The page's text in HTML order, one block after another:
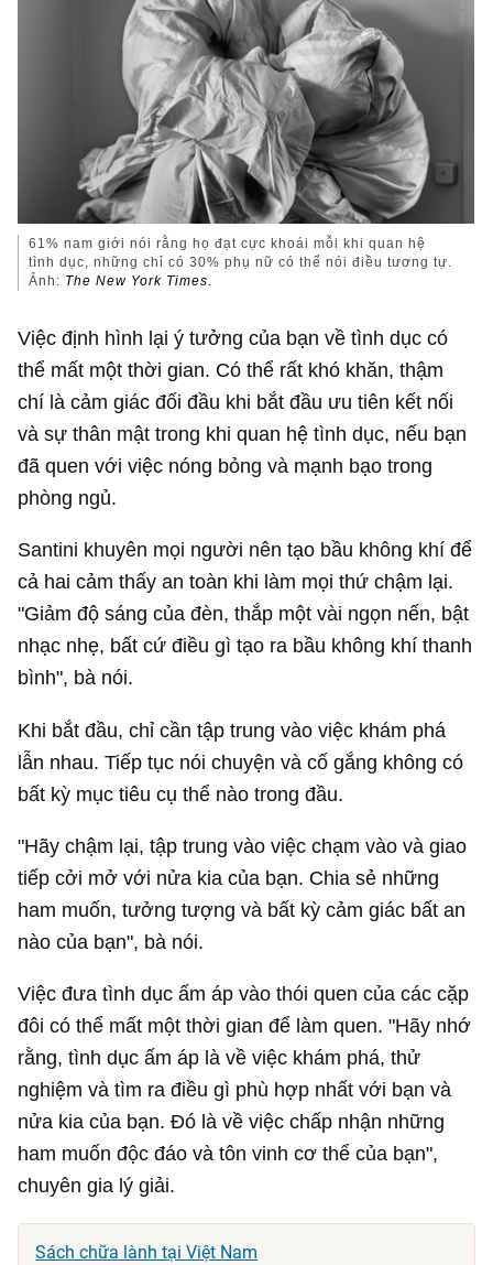
61% nam giới nói rằng họ đạt cực khoái mỗi khi quan hệ
tình dục, những chỉ có 30% phụ nữ có thể nói điều tương tự.
Ảnh: The New York Times.
Việc định hình lại ý tưởng của bạn về tình dục có
thể mất một thời gian. Có thể rất khó khăn, thậm
chí là cảm giác đối đầu khi bắt đầu ưu tiên kết nối
và sự thân mật trong khi quan hệ tình dục, nếu bạn
đã quen với việc nóng bỏng và mạnh bạo trong
phòng ngủ.
Santini khuyên mọi người nên tạo bầu không khí để
cả hai cảm thấy an toàn khi làm mọi thứ chậm lại.
"Giảm độ sáng của đèn, thắp một vài ngọn nến, bật
nhạc nhẹ, bất cứ điều gì tạo ra bầu không khí thanh
bình", bà nói.
Khi bắt đầu, chỉ cần tập trung vào việc khám phá
lẫn nhau. Tiếp tục nói chuyện và cố gắng không có
bất kỳ mục tiêu cụ thể nào trong đầu.
"Hãy chậm lại, tập trung vào việc chạm vào và giao
tiếp cởi mở với nửa kia của bạn. Chia sẻ những
ham muốn, tưởng tượng và bất kỳ cảm giác bất an
nào của bạn", bà nói.
Việc đưa tình dục ấm áp vào thói quen của các cặp
đôi có thể mất một thời gian để làm quen. "Hãy nhớ
rằng, tình dục ấm áp là về việc khám phá, thử
nghiệm và tìm ra điều gì phù hợp nhất với bạn và
nửa kia của bạn. Đó là về việc chấp nhận những
ham muốn độc đáo và tôn vinh cơ thể của bạn",
chuyên gia lý giải.
Sách chữa lành tại Việt Nam